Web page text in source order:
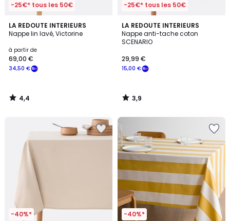
-25€* tous les 50€
LA REDOUTE INTERIEURS
Nappe lin lavé, Victorine
à partir de
34,50 €
69,00 €
4,4
/ 5
4,4
/
-25€* tous les 50€
LA REDOUTE INTERIEURS
Nappe anti-tache coton
SCENARIO
15,00 €
29,99 €
3,9
/ 5
3,9
/
-40%* -40%*